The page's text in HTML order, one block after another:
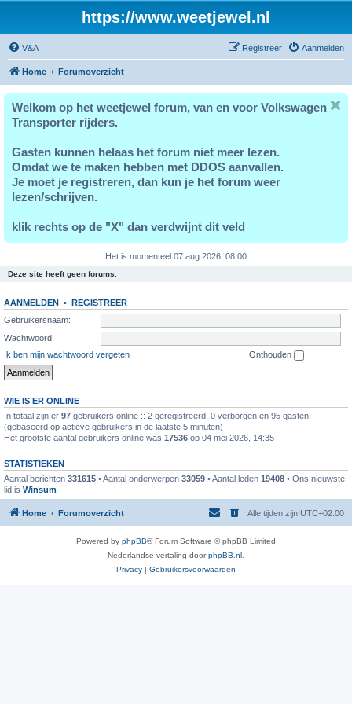
https://www.weetjewel.nl
V&A Aanmelden
Registreer
Home Forumoverzicht
Welkom op het weetjewel forum, van en voor Volkswagen
Transporter rijders.
Gasten kunnen helaas het forum niet meer lezen.
Omdat we te maken hebben met DDOS aanvallen.
Je moet je registreren, dan kun je het forum weer
lezen/schrijven.
klik rechts op de "X" dan verdwijnt dit veld
Het is momenteel 07 aug 2026, 08:00
Deze site heeft geen forums.
AANMELDEN • REGISTREER
Gebruikersnaam:
Wachtwoord:
Ik ben mijn wachtwoord vergeten
Onthouden
WIE IS ER ONLINE
In totaal zijn er 97 gebruikers online :: 2 geregistreerd, 0 verborgen en 95 gasten
(gebaseerd op actieve gebruikers in de laatste 5 minuten)
Het grootste aantal gebruikers online was 17536 op 04 mei 2026, 14:35
STATISTIEKEN
Aantal berichten 331615 • Aantal onderwerpen 33059 • Aantal leden 19408 • Ons nieuwste
lid is Winsum
Home Forumoverzicht Alle tijden zijn UTC+02:00
Powered by phpBB® Forum Software © phpBB Limited
Nederlandse vertaling doorphpBB.nl
Privacy | Gebruikersvoorwaarden